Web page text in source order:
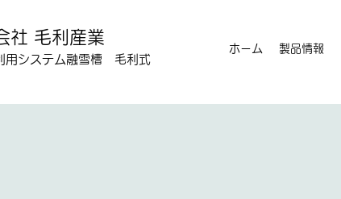
社 毛利産業
用システム融雪槽 毛利式
ホーム 製品情報